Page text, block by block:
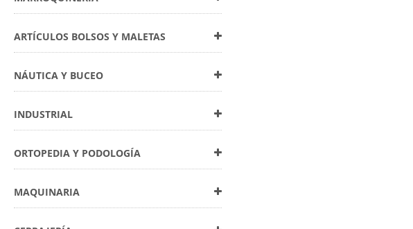
ARTÍCULOS BOLSOS Y MALETAS
NÁUTICA Y BUCEO
INDUSTRIAL
ORTOPEDIA Y PODOLOGÍA
MAQUINARIA